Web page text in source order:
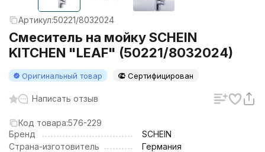
Артикул:50221/8032024
Смеситель на мойку SCHEIN
KITCHEN "LEAF" (50221/8032024)
Оригинальный товар Сертифицирован
Написать отзыв
Код товара:576-229
Бренд
SCHEIN
Страна-изготовитель
Германия